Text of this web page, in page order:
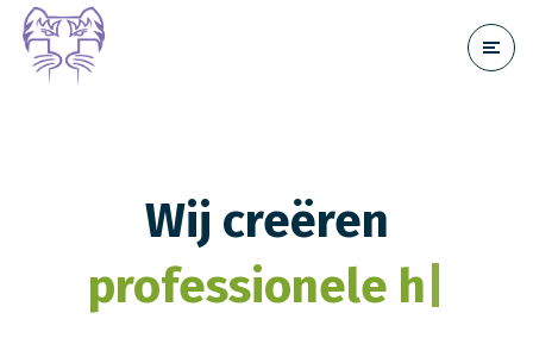
Wij creëren
professionele hu